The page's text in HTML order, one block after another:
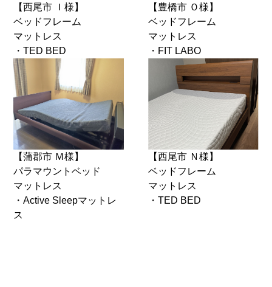
【西尾市 Ｉ様】
ベッドフレーム
マットレス
・TED BED
【豊橋市 Ｏ様】
ベッドフレーム
マットレス
・FIT LABO
【蒲郡市 Ｍ様】
パラマウントベッド
マットレス
・Active Sleepマットレ
ス
【西尾市 Ｎ様】
ベッドフレーム
マットレス
・TED BED